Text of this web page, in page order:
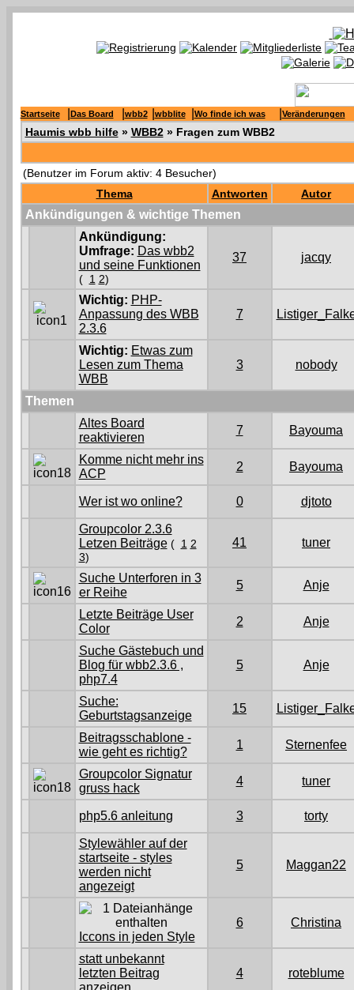
Startseite Das Board wbb2 wbblite Wo finde ich was Veränderungen
Haumis wbb hilfe» WBB2» Fragen zum WBB2
(Benutzer im Forum aktiv: 4 Besucher)
Thema
Antworten Autor
Ankündigungen & wichtige Themen
Ankündigung:
Umfrage: Das wbb2
und seine Funktionen
( 1 2)
37 jacqy
Wichtig: PHP-
Anpassung des WBB
2.3.6
7
Wichtig: Etwas zum
Lesen zum Thema
WBB
3 nobody
Themen
Altes Board
reaktivieren
7 Bayouma
Komme nicht mehr ins
ACP
2 Bayouma
Wer ist wo online? 0 djtoto
Groupcolor 2.3.6
Letzen Beiträge( 1 2
3)
41 tuner
Suche Unterforen in 3
er Reihe
5 Anje
Letzte Beiträge User
Color
2 Anje
Suche Gästebuch und
Blog für wbb2.3.6 ,
php7.4
5 Anje
Suche:
Geburtstagsanzeige
15
Beitragsschablone -
wie geht es richtig?
1 Sternenfee
Groupcolor Signatur
gruss hack
4 tuner
php5.6 anleitung 3 torty
Stylewähler auf der
startseite - styles
werden nicht
angezeigt
5 Maggan22
Iccons in jeden Style
6 Christina
statt unbekannt
letzten Beitrag
anzeigen
4 roteblume